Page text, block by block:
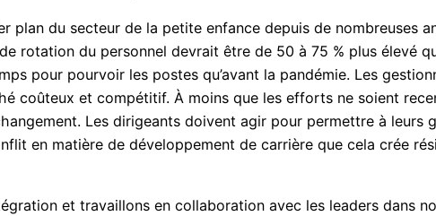
du secteur de la petite enfance depuis de nombreuses
rotation du personnel devrait être de 50 à 75 % plus élevé
pour pourvoir les postes qu’avant la pandémie. Les
coûteux et compétitif. À moins que les efforts ne soient
Les dirigeants doivent agir pour permettre à leurs
en matière de développement de carrière que cela crée
et travaillons en collaboration avec les leaders dans